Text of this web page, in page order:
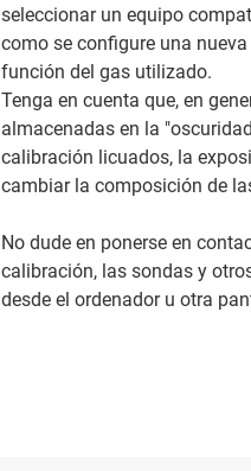
seleccionar un equipo
como se configure una
función del gas utilizado.
Tenga en cuenta que, en
almacenadas en la
calibración licuados, la
cambiar la composición de
No dude en ponerse en
calibración, las sondas y
desde el ordenador u otra